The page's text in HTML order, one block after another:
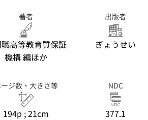
著者
高等教育質保証
機構 編ほか
出版者
ぎょうせい
ジ数・大きさ等
194p ; 21cm
NDC
377.1